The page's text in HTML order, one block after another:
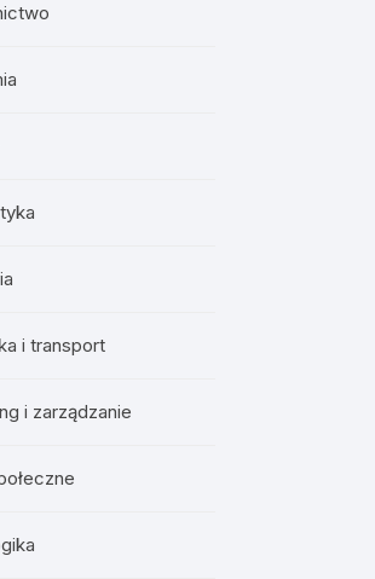
i transport
i zarządzanie